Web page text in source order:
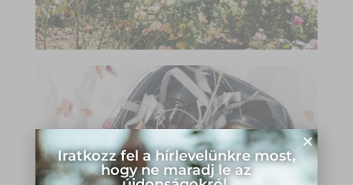
Iratkozz fel a hírlevelünkre most,
hogy ne maradj le az